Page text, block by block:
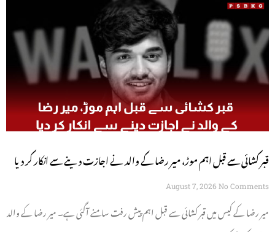
قبر کشائی سے قبل اہم موڑ، میر رضا کے والد نے اجازت دینے سے انکار کر دیا
August 7, 2026 No Comments
میر رضا کے کیس میں قبر کشائی سے قبل اہم پیش رفت سامنے آگئی ہے۔ میر رضا کے والد